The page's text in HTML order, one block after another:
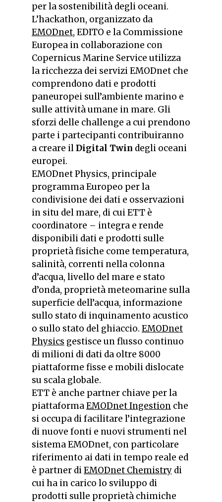
per la sostenibilità degli oceani.
L’hackathon, organizzato da
EMODnet, EDITO e la Commissione
Europea in collaborazione con
Copernicus Marine Service utilizza
la ricchezza dei servizi EMODnet che
comprendono dati e prodotti
paneuropei sull’ambiente marino e
sulle attività umane in mare. Gli
sforzi delle challenge a cui prendono
parte i partecipanti contribuiranno
a creare ilDigital Twin degli oceani
europei.
EMODnet Physics, principale
programma Europeo per la
condivisione dei dati e osservazioni
in situ del mare, di cui ETT è
coordinatore – integra e rende
disponibili dati e prodotti sulle
proprietà fisiche come temperatura,
salinità, correnti nella colonna
d’acqua, livello del mare e stato
d’onda, proprietà meteomarine sulla
superficie dell’acqua, informazione
sullo stato di inquinamento acustico
o sullo stato del ghiaccio. EMODnet
Physics gestisce un flusso continuo
di milioni di dati da oltre 8000
piattaforme fisse e mobili dislocate
su scala globale.
ETT è anche partner chiave per la
piattaformaEMODnet Ingestion che
si occupa di facilitare l’integrazione
di nuove fonti e nuovi strumenti nel
sistema EMODnet, con particolare
riferimento ai dati in tempo reale ed
è partner diEMODnet Chemistry di
cui ha in carico lo sviluppo di
prodotti sulle proprietà chimiche